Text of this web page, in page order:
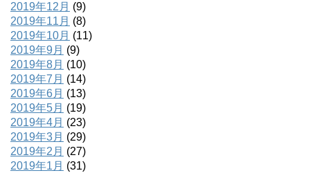
2019年12月 (9)
2019年11月 (8)
2019年10月 (11)
2019年9月 (9)
2019年8月 (10)
2019年7月 (14)
2019年6月 (13)
2019年5月 (19)
2019年4月 (23)
2019年3月 (29)
2019年2月 (27)
2019年1月 (31)